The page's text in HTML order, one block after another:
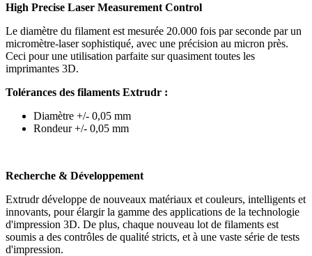
High Precise Laser Measurement Control
Le diamètre du filament est mesurée 20.000 fois par seconde par un
micromètre-laser sophistiqué, avec une précision au micron près.
Ceci pour une utilisation parfaite sur quasiment toutes les
imprimantes 3D.
Tolérances des filaments Extrudr :
Diamètre +/- 0,05 mm
Rondeur +/- 0,05 mm
Recherche & Développement
Extrudr développe de nouveaux matériaux et couleurs, intelligents et
innovants, pour élargir la gamme des applications de la technologie
d'impression 3D. De plus, chaque nouveau lot de filaments est
soumis a des contrôles de qualité stricts, et à une vaste série de tests
d'impression.